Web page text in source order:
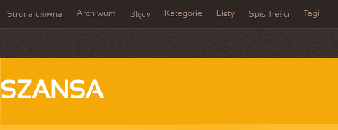
Strona główna Archiwum Błędy Kategorie Listy Spis Treści Tagi
SZANSA